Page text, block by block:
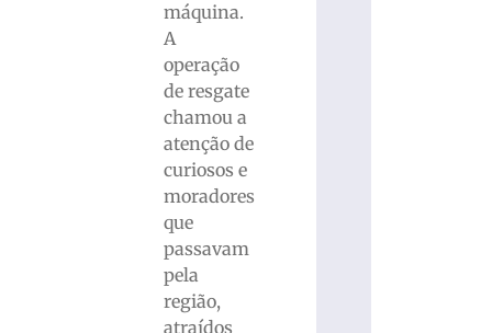
máquina.
A
operação
de resgate
chamou a
atenção de
curiosos e
moradores
que
passavam
pela
região,
atraídos